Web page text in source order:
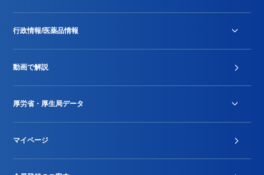
行政情報/医薬品情報
Stu-GEレポート
動画で解説
厚労省・厚生局データ
マイページ